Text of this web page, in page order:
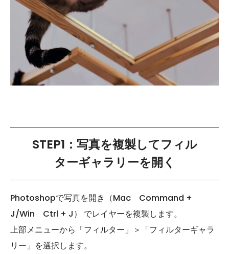
STEP1：写真を複製してフィル
ターギャラリーを開く
Photoshopで写真を開き（Mac Command +
J/Win Ctrl + J） でレイヤーを複製します。
上部メニューから「フィルター」＞「フィルターギャラ
リー」を選択します。